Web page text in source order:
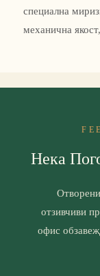
специална
механична
Нека
отзивчиви
офис